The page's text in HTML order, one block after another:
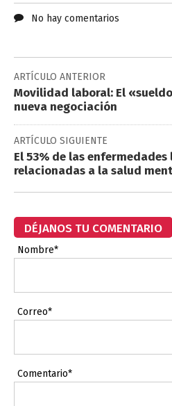
No hay comentarios
ARTÍCULO ANTERIOR
Movilidad laboral: El
nueva negociación
ARTÍCULO SIGUIENTE
El 53% de las
relacionadas a la salud
DÉJANOS TU COMENTARIO
Nombre*
Correo*
Comentario*